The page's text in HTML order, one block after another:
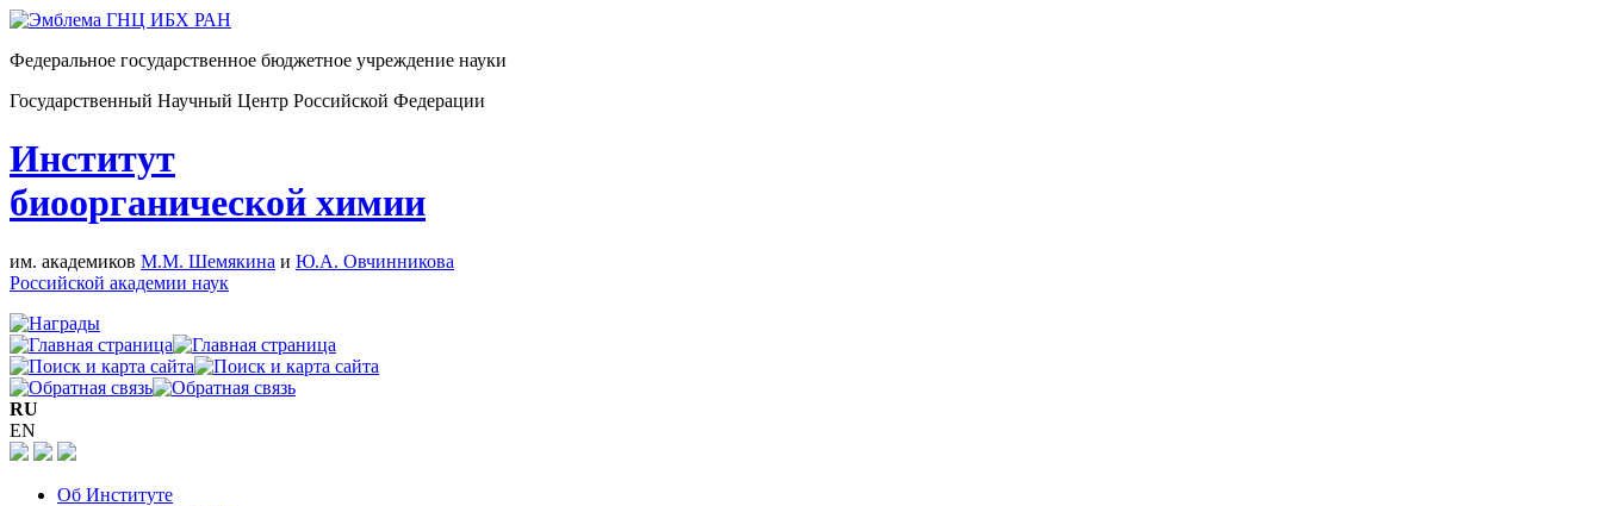
Федеральное государственное бюджетное учреждение науки
Государственный Научный Центр Российской Федерации
Институт
биоорганической химии
им. академиков М.М. Шемякина и Ю.А. Овчинникова
Российской академии наук
RU
EN
Об Институте